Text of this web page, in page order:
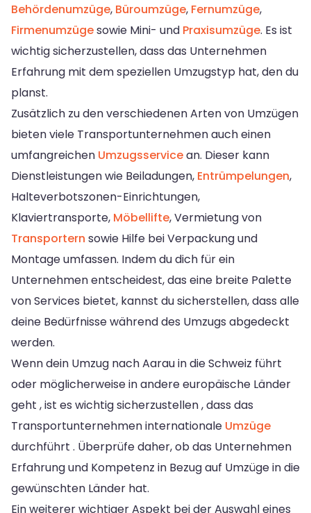
Behördenumzüge, Büroumzüge, Fernumzüge,
Firmenumzügesowie Mini- und Praxisumzüge. Es ist
wichtig sicherzustellen, dass das Unternehmen
Erfahrung mit dem speziellen Umzugstyp hat, den du
planst.
Zusätzlich zu den verschiedenen Arten von Umzügen
bieten viele Transportunternehmen auch einen
umfangreichen Umzugsservicean. Dieser kann
Dienstleistungen wie Beiladungen, Entrümpelungen,
Halteverbotszonen-Einrichtungen,
Klaviertransporte, Möbellifte, Vermietung von
Transportern sowie Hilfe bei Verpackung und
Montage umfassen. Indem du dich für ein
Unternehmen entscheidest, das eine breite Palette
von Services bietet, kannst du sicherstellen, dass alle
deine Bedürfnisse während des Umzugs abgedeckt
werden.
Wenn dein Umzug nach Aarau in die Schweiz führt
oder möglicherweise in andere europäische Länder
geht , ist es wichtig sicherzustellen , dass das
Transportunternehmen internationale Umzüge
durchführt . Überprüfe daher, ob das Unternehmen
Erfahrung und Kompetenz in Bezug auf Umzüge in die
gewünschten Länder hat.
Ein weiterer wichtiger Aspekt bei der Auswahl eines